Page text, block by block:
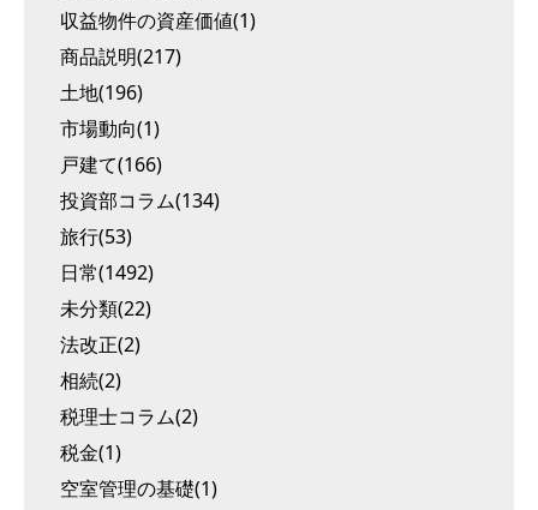
収益物件の資産価値(1)
商品説明(217)
土地(196)
市場動向(1)
戸建て(166)
投資部コラム(134)
旅行(53)
日常(1492)
未分類(22)
法改正(2)
相続(2)
税理士コラム(2)
税金(1)
空室管理の基礎(1)